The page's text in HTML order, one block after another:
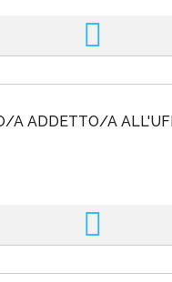
A ADDETTO/A